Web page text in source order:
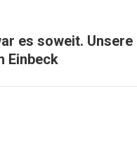
es soweit. Unsere
Einbeck